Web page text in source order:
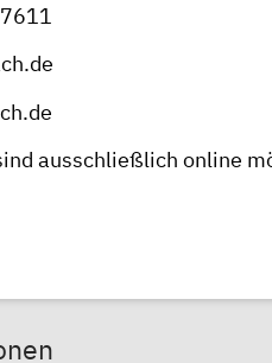
ausschließlich online